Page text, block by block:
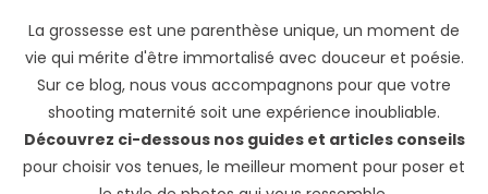
La grossesse est une parenthèse unique, un moment de
vie qui mérite d'être immortalisé avec douceur et poésie.
Sur ce blog, nous vous accompagnons pour que votre
shooting maternité soit une expérience inoubliable.
Découvrez ci-dessous nos guides et articles conseils
pour choisir vos tenues, le meilleur moment pour poser et